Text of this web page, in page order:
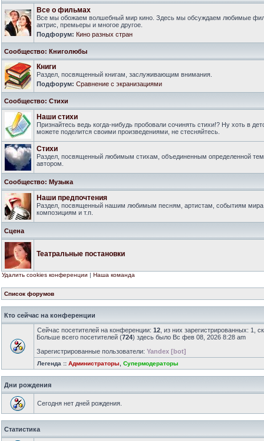
Все о фильмах
Все мы обожаем волшебный мир кино. Здесь мы обсуждаем любимые
актрис, премьеры и многое другое.
Подфорум: Кино разных стран
Сообщество: Книголюбы
Книги
Раздел, посвященный книгам, заслуживающим внимания.
Подфорум: Сравнение с экранизациями
Сообщество: Стихи
Наши стихи
Признайтесь ведь когда-нибудь пробовали сочинять стихи!? Ну хоть в
можете поделится своими произведениями, не стесняйтесь.
Стихи
Раздел, посвященный любимым стихам, объединенным определенной
автором.
Сообщество: Музыка
Наши предпочтения
Раздел, посвященный нашим любимым песням, артистам, событиям
композициям и т.п.
Сцена
Театральные постановки
Удалить cookies конференции | Наша команда
Список форумов
Кто сейчас на конференции
Сейчас посетителей на конференции: 12 , из них зарегистрированных: 1,
Больше всего посетителей (724) здесь было Вс фев 08, 2026 8:28 am
Зарегистрированные пользователи: Yandex [bot]
Легенда :: Администраторы Супермодераторы
Дни рождения
Сегодня нет дней рождения.
Статистика